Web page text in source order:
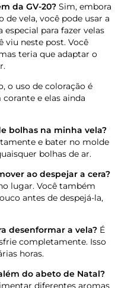
da GV-20? Sim, embora
de vela, você pode usar a
especial para fazer velas
viu neste post. Você
teria que adaptar o
o uso de coloração é
e elas ainda
bolhas na minha vela?
e bater no molde
bolhas de ar.
ao despejar a cera?
lugar. Você também
antes de despejá-la,
desenformar a vela? É
completamente. Isso
horas.
do abeto de Natal?
diferentes aromas